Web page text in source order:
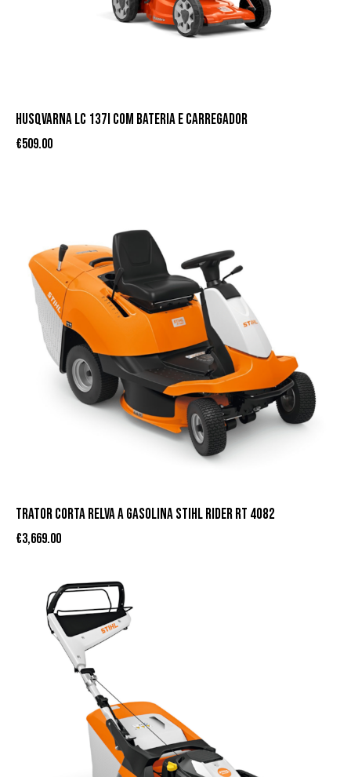
HUSQVARNA LC 137I COM BATERIA E CARREGADOR
€509.00
TRATOR CORTA RELVA A GASOLINA STIHL RIDER RT 4082
€3,669.00